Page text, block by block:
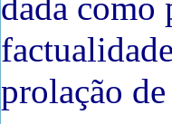
dada como
prolação